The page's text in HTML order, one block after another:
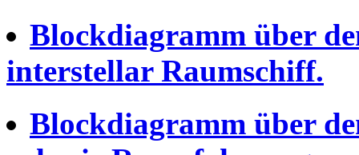
Blockdiagramm über
interstellar Raumschiff.
Blockdiagramm über